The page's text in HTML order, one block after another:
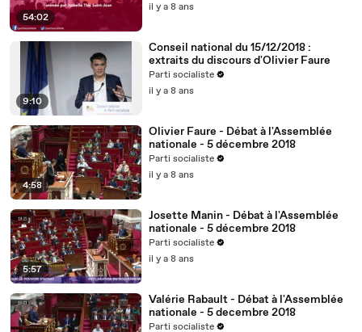
54:02
il y a 8 ans
9:10
Conseil national du 15/12/2018 :
extraits du discours d'Olivier Faure
Parti socialiste
il y a 8 ans
4:58
Olivier Faure - Débat à l'Assemblée
nationale - 5 décembre 2018
Parti socialiste
il y a 8 ans
5:57
Josette Manin - Débat à l'Assemblée
nationale - 5 décembre 2018
Parti socialiste
il y a 8 ans
Valérie Rabault - Débat à l'Assemblée
nationale - 5 decembre 2018
Parti socialiste